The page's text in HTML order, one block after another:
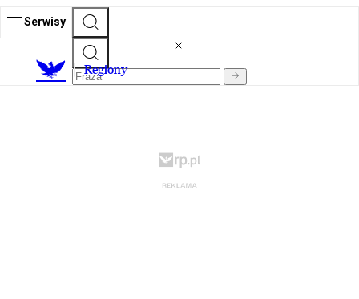
Serwisy
Regiony